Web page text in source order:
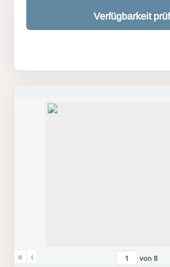
Verfügbarkeit
« ‹ von8